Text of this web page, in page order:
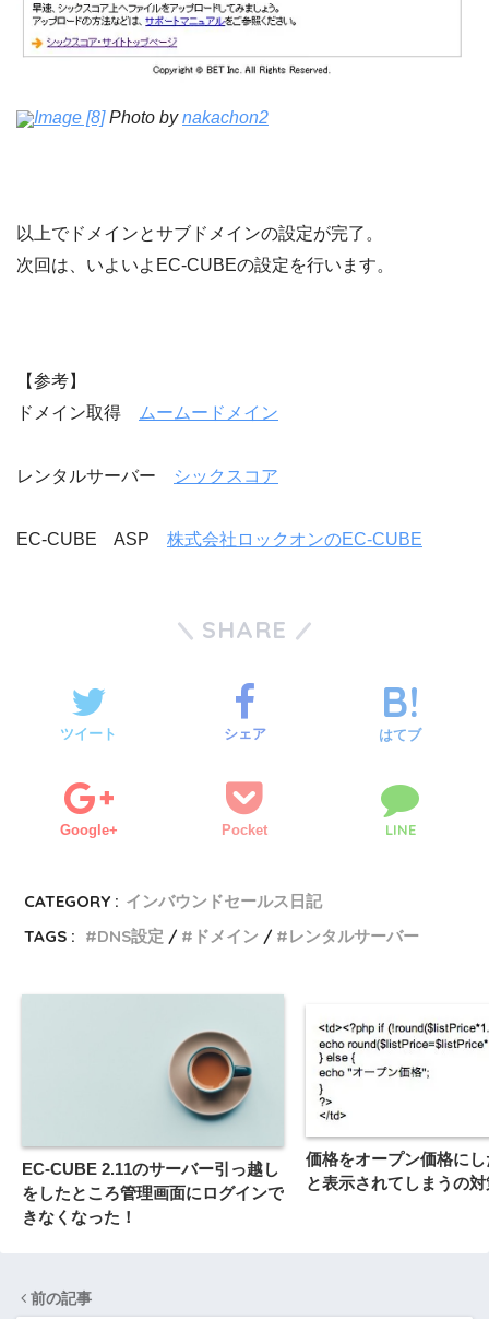
Image [8]Photo bynakachon2
以上でドメインとサブドメインの設定が完了。
次回は、いよいよEC-CUBEの設定を行います。
【参考】
ドメイン取得
ムームードメイン
レンタルサーバー シックスコア
EC-CUBE ASP 株式会社ロックオンのEC-CUBE
SHARE
ツイート シェア はてブ
Google+ Pocket LINE
CATEGORY : インバウンドセールス日記
TAGS :
DNS設定 ドメイン レンタルサーバー
EC-CUBE 2.11のサーバー引っ越し
をしたところ管理画面にログインで
きなくなった！
価格をオープン価格に
と表示されてしまうの対
前の記事